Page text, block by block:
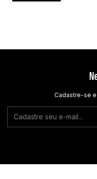
Cadastre-se